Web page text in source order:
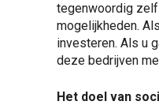
tegenwoordig
mogelijkheden.
investeren. Als u
deze bedrijven
Het doel van